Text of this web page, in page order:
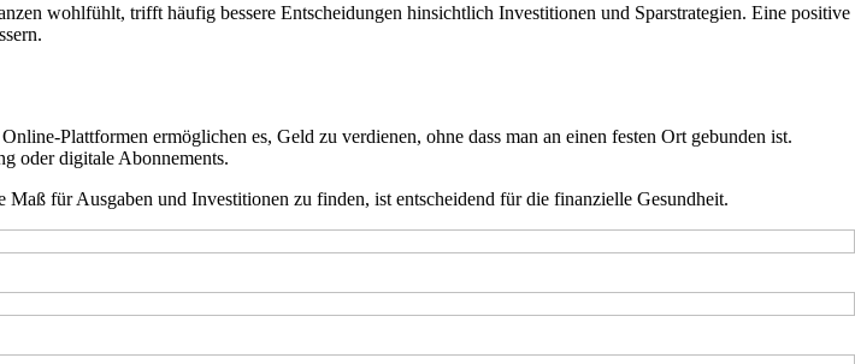
wohlfühlt, trifft häufig bessere Entscheidungen hinsichtlich Investitionen und Sparstrategien. Eine positive
Plattformen ermöglichen es, Geld zu verdienen, ohne dass man an einen festen Ort gebunden ist.
oder digitale Abonnements.
für Ausgaben und Investitionen zu finden, ist entscheidend für die finanzielle Gesundheit.